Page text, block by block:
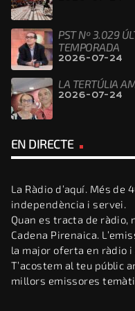
PST Nº 3.029
TEMPORADA
2026-07-24
LA TERTÚLIA
2026-07-24
EN DIRECTE
La Ràdio d’aquí. Més
independència i servei.
Quan es tracta de ràdio,
Cadena Pirenaica.
la major oferta en ràdio
T’acostem al teu públic
millors emissores